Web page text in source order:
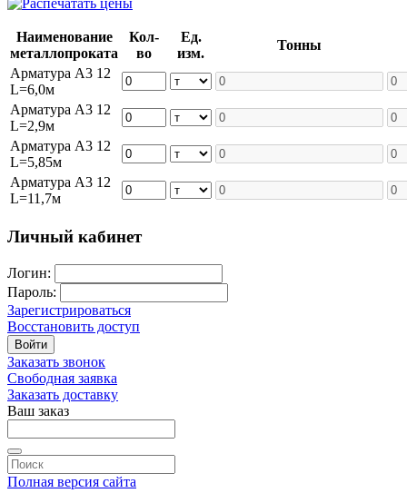
Наименование
металлопроката
Кол-
во
Ед.
изм.
Тонны
Арматура А3 12
L=6,0м
Арматура А3 12
L=2,9м
Арматура А3 12
L=5,85м
Арматура А3 12
L=11,7м
Личный кабинет
Логин:
Пароль:
Зарегистрироваться
Восстановить доступ
Войти
Заказать звонок
Свободная заявка
Заказать доставку
Ваш заказ
Полная версия сайта